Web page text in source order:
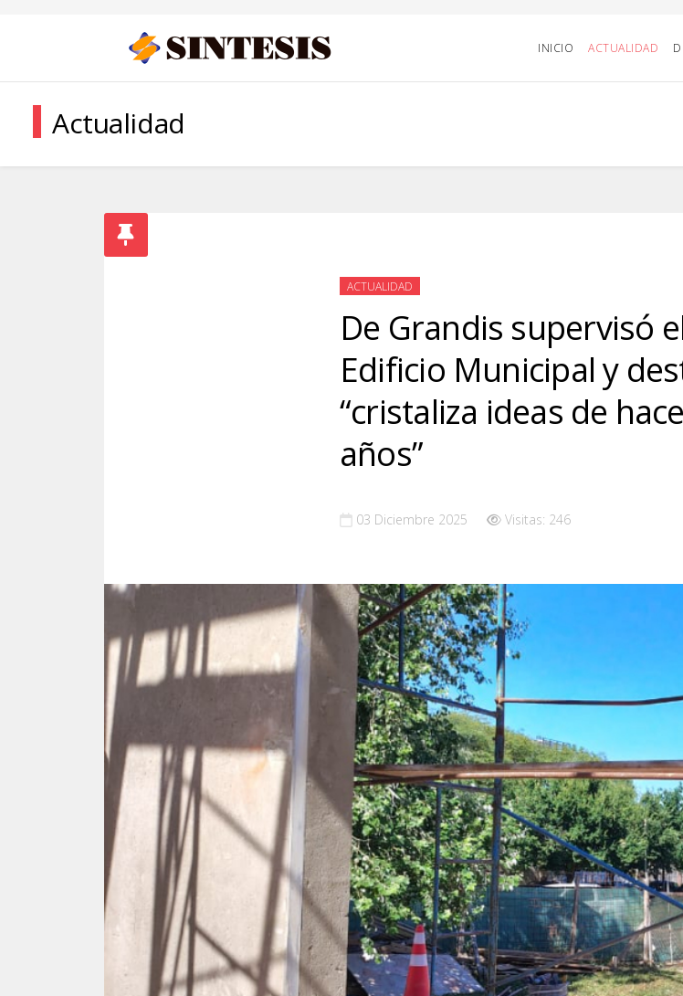
INICIO ACTUALIDAD
Actualidad
ACTUALIDAD
De Grandis supervisó
Edificio Municipal y
“cristaliza ideas de
años”
03 Diciembre 2025 Visitas: 246